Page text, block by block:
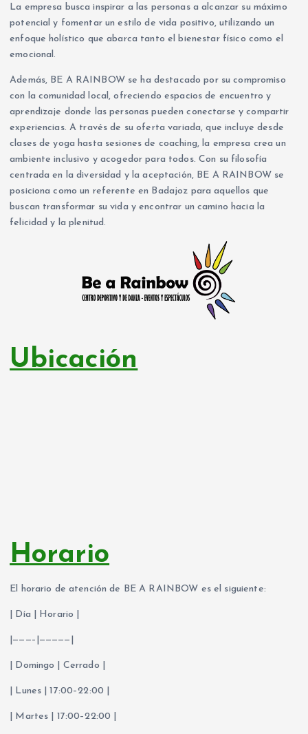
La empresa busca inspirar a las personas a alcanzar su máximo
potencial y fomentar un estilo de vida positivo, utilizando un
enfoque holístico que abarca tanto el bienestar físico como el
emocional.
Además, BE A RAINBOW se ha destacado por su compromiso
con la comunidad local, ofreciendo espacios de encuentro y
aprendizaje donde las personas pueden conectarse y compartir
experiencias. A través de su oferta variada, que incluye desde
clases de yoga hasta sesiones de coaching, la empresa crea un
ambiente inclusivo y acogedor para todos. Con su filosofía
centrada en la diversidad y la aceptación, BE A RAINBOW se
posiciona como un referente en Badajoz para aquellos que
buscan transformar su vida y encontrar un camino hacia la
felicidad y la plenitud.
Ubicación
Horario
El horario de atención de BE A RAINBOW es el siguiente:
| Día | Horario |
|———–|—————|
| Domingo | Cerrado |
| Lunes | 17:00–22:00 |
| Martes | 17:00–22:00 |